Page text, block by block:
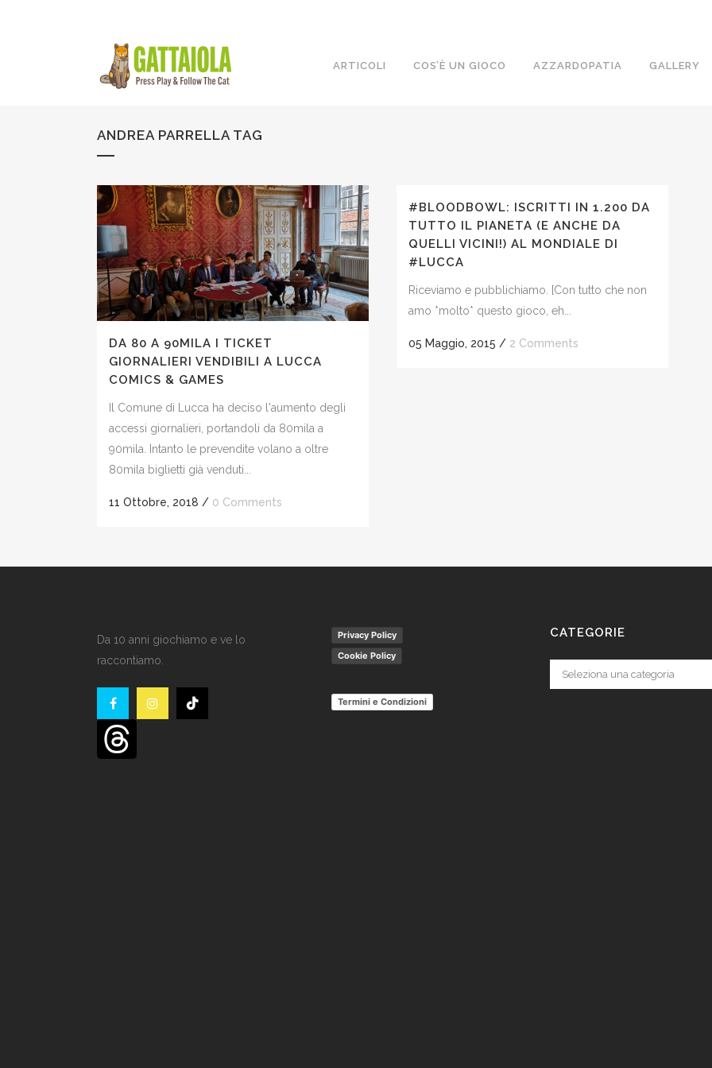
ARTICOLI COS’È UN GIOCO AZZARDOPATIA GALLERY
ANDREA PARRELLA TAG
DA 80 A 90MILA I TICKET
GIORNALIERI VENDIBILI A LUCCA
COMICS & GAMES
Il Comune di Lucca ha deciso l'aumento degli
accessi giornalieri, portandoli da 80mila a
90mila. Intanto le prevendite volano a oltre
80mila biglietti già venduti...
11 Ottobre, 2018 / 0 Comments
#BLOODBOWL: ISCRITTI IN 1.200 DA
TUTTO IL PIANETA (E ANCHE DA
QUELLI VICINI!) AL MONDIALE DI
#LUCCA
Riceviamo e pubblichiamo. [Con tutto che non
amo *molto* questo gioco, eh...
05 Maggio, 2015 / 2 Comments
Da 10 anni giochiamo e ve lo
raccontiamo.
Privacy Policy
Cookie Policy
Termini e Condizioni
CATEGORIE
Categorie